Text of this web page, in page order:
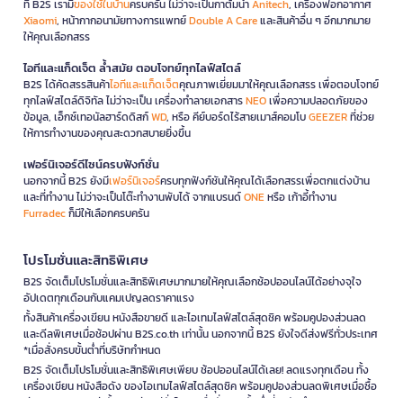
ที่ B2S เรามีของใช้ในบ้านครบครัน ไม่ว่าจะเป็นกาต้มน้ำAnitech, เครื่องฟอกอากาศ
Xiaomi, หน้ากากอนามัยทางการแพทย์Double A Careและสินค้าอื่น ๆ อีกมากมาย
ให้คุณเลือกสรร
ไอทีและแก็ดเจ็ต ล้ำสมัย ตอบโจทย์ทุกไลฟ์สไตล์
B2S ได้คัดสรรสินค้าไอทีและแก็ดเจ็ตคุณภาพเยี่ยมมาให้คุณเลือกสรร เพื่อตอบโจทย์
ทุกไลฟ์สไตล์ดิจิทัล ไม่ว่าจะเป็น เครื่องทำลายเอกสารNEOเพื่อความปลอดภัยของ
ข้อมูล, เอ็กซ์เทอนัลฮาร์ดดิสก์WD, หรือ คีย์บอร์ดไร้สายเมาส์คอมโบGEEZERที่ช่วย
ให้การทำงานของคุณสะดวกสบายยิ่งขึ้น
เฟอร์นิเจอร์ดีไซน์ครบฟังก์ชั่น
นอกจากนี้ B2S ยังมีเฟอร์นิเจอร์ครบทุกฟังก์ชันให้คุณได้เลือกสรรเพื่อตกแต่งบ้าน
และที่ทำงาน ไม่ว่าจะเป็นโต๊ะทำงานพับได้ จากแบรนด์ONEหรือ เก้าอี้ทำงาน
Furradecก็มีให้เลือกครบครัน
โปรโมชั่นและสิทธิพิเศษ
B2S จัดเต็มโปรโมชั่นและสิทธิพิเศษมากมายให้คุณเลือกช้อปออนไลน์ได้อย่างจุใจ
อัปเดตทุกเดือนกับแคมเปญลดราคาแรง
ทั้งสินค้าเครื่องเขียน หนังสือขายดี และไอเทมไลฟ์สไตล์สุดชิค พร้อมคูปองส่วนลด
และดีลพิเศษเมื่อช้อปผ่าน B2S.co.th เท่านั้น นอกจากนี้ B2S ยังใจดีส่งฟรีทั่วประเทศ
*เมื่อสั่งครบขั้นต่ำที่บริษัทกำหนด
B2S จัดเต็มโปรโมชั่นและสิทธิพิเศษเพียบ ช้อปออนไลน์ได้เลย! ลดแรงทุกเดือน ทั้ง
เครื่องเขียน หนังสือดัง ของไอเทมไลฟ์สไตล์สุดชิค พร้อมคูปองส่วนลดพิเศษเมื่อซื้อ